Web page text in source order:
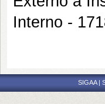
Interno -
SIGAA |